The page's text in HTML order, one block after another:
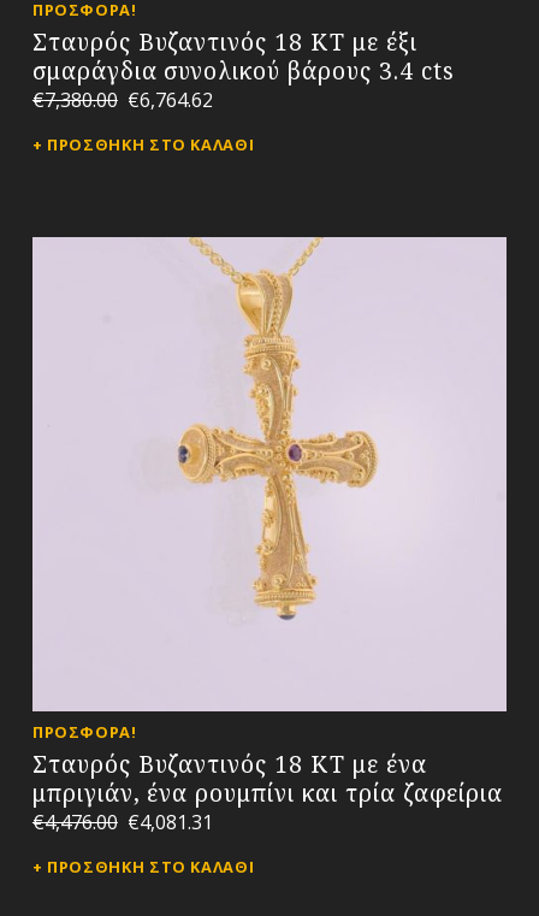
Σταυρός Βυζαντινός 18 ΚΤ με έξι
σμαράγδια συνολικού βάρους 3.4 cts
ΠΡΟΣΦΟΡΆ!
€7,380.00 €6,764.62
ΠΡΟΣΘΉΚΗ ΣΤΟ ΚΑΛΆΘΙ
Σταυρός Βυζαντινός 18 ΚΤ με ένα
μπριγιάν, ένα ρουμπίνι και τρία ζαφείρια
ΠΡΟΣΦΟΡΆ!
€4,476.00 €4,081.31
ΠΡΟΣΘΉΚΗ ΣΤΟ ΚΑΛΆΘΙ